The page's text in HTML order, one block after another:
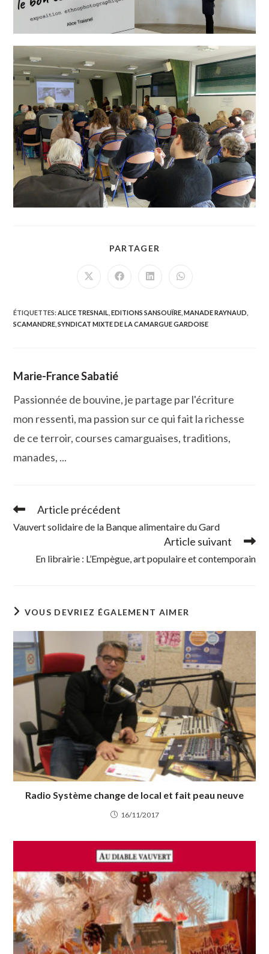
PARTAGER
Ouvrir
fenêtre
Ouvrir
fenêtre
Ouvrir
fenêtre
Ouvrir
fenêtre
ÉTIQUETTES:ALICE TRESNAIL EDITIONS SANSOUÏRE MANADE RAYNAUD
SCAMANDRE SYNDICAT MIXTE DE LA CAMARGUE GARDOISE
Marie-France Sabatié
Passionnée de bouvine, je partage par l'écriture
mon ressenti, ma passion sur ce qui fait la richesse
de ce terroir, courses camarguaises, traditions,
manades, ...
Read
articles
Article précédent
Vauvert solidaire de la Banque alimentaire du Gard
Article suivant
En librairie : L’Empègue, art populaire et contemporain
VOUS DEVRIEZ ÉGALEMENT AIMER
Radio Système change de local et fait peau neuve
16/11/2017